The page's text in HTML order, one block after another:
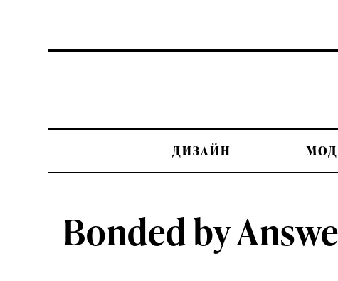
ДИЗАЙН
Bonded by